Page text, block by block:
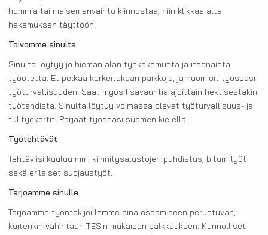
hommia tai maisemanvaihto kiinnostaa, niin klikkaa alta
hakemuksen täyttöön!
Toivomme sinulta
Sinulta löytyy jo hieman alan työkokemusta ja itsenäistä
työotetta. Et pelkää korkeitakaan paikkoja, ja huomioit työssäsi
työturvallisuuden. Saat myös lisävauhtia ajoittain hektisestäkin
työtahdista. Sinulta löytyy voimassa olevat työturvallisuus- ja
tulityökortit. Pärjäät työssäsi suomen kielellä.
Työtehtävät
Tehtäviisi kuuluu mm. kiinnitysalustojen puhdistus, bitumityöt
sekä erilaiset suojaustyöt.
Tarjoamme sinulle
Tarjoamme työntekijöillemme aina osaamiseen perustuvan,
kuitenkin vähintään TES:n mukaisen palkkauksen. Kunnolliset